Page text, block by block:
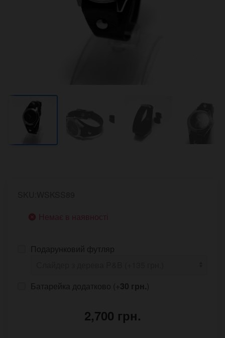
Немає в наявності
Подарунковий футляр
Батарейка додатково (+30 грн.)
2,700 грн.